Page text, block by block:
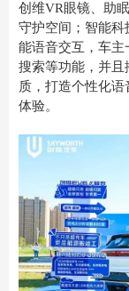
创维VR眼镜、助
守护空间；智能科
能语音交互，车
搜索等功能，并
质，打造个性化
体验。